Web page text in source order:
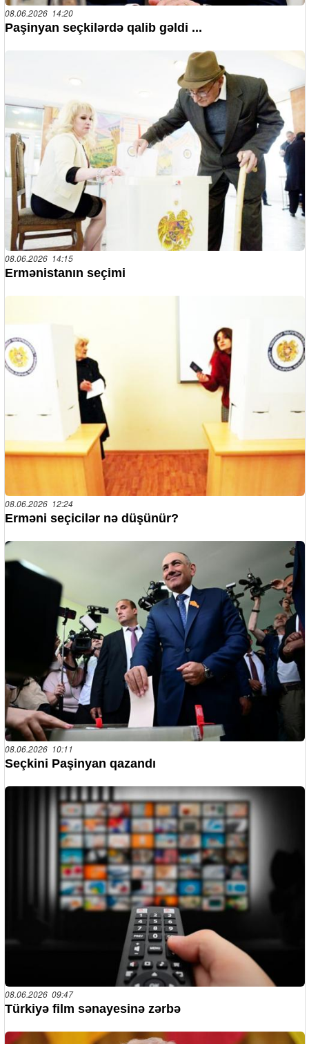
08.06.2026 14:20
Paşinyan seçkilərdə qalib gəldi ...
08.06.2026 14:15
Ermənistanın seçimi
08.06.2026 12:24
Erməni seçicilər nə düşünür?
08.06.2026 10:11
Seçkini Paşinyan qazandı
08.06.2026 09:47
Türkiyə film sənayesinə zərbə